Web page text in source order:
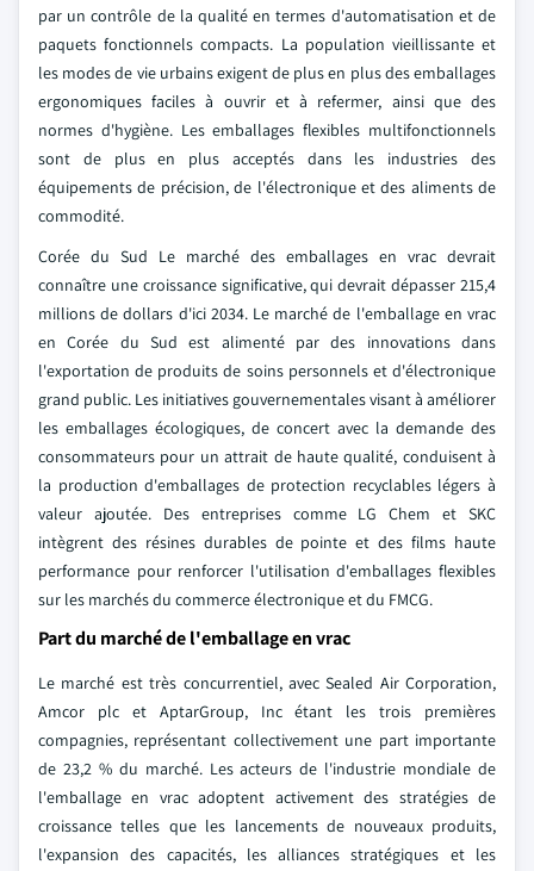
par un contrôle de la qualité en termes d'automatisation et de
paquets fonctionnels compacts. La population vieillissante et
les modes de vie urbains exigent de plus en plus des emballages
ergonomiques faciles à ouvrir et à refermer, ainsi que des
normes d'hygiène. Les emballages flexibles multifonctionnels
sont de plus en plus acceptés dans les industries des
équipements de précision, de l'électronique et des aliments de
commodité.
Corée du Sud Le marché des emballages en vrac devrait
connaître une croissance significative, qui devrait dépasser 215,4
millions de dollars d'ici 2034. Le marché de l'emballage en vrac
en Corée du Sud est alimenté par des innovations dans
l'exportation de produits de soins personnels et d'électronique
grand public. Les initiatives gouvernementales visant à améliorer
les emballages écologiques, de concert avec la demande des
consommateurs pour un attrait de haute qualité, conduisent à
la production d'emballages de protection recyclables légers à
valeur ajoutée. Des entreprises comme LG Chem et SKC
intègrent des résines durables de pointe et des films haute
performance pour renforcer l'utilisation d'emballages flexibles
sur les marchés du commerce électronique et du FMCG.
Part du marché de l'emballage en vrac
Le marché est très concurrentiel, avec Sealed Air Corporation,
Amcor plc et AptarGroup, Inc étant les trois premières
compagnies, représentant collectivement une part importante
de 23,2 % du marché. Les acteurs de l'industrie mondiale de
l'emballage en vrac adoptent activement des stratégies de
croissance telles que les lancements de nouveaux produits,
l'expansion des capacités, les alliances stratégiques et les